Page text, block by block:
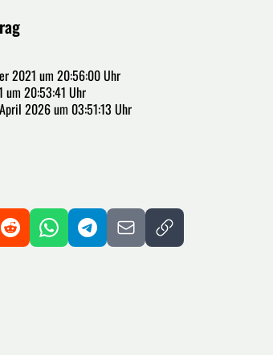
2021 um 20:56:00 Uhr
um 20:53:41 Uhr
2026 um 03:51:13 Uhr